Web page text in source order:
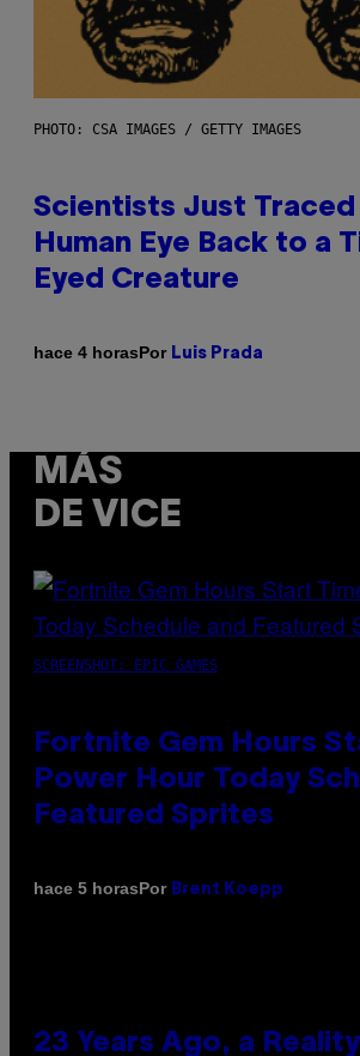
PHOTO: CSA IMAGES / GETTY IMAGES
Scientists Just Traced
Human Eye Back to a
Eyed Creature
hace 4 horasPor Luis Prada
MÁS
DE VICE
SCREENSHOT: EPIC GAMES
Fortnite Gem Hours
Power Hour Today
Featured Sprites
hace 5 horasPor Brent Koepp
23 Years Ago, a